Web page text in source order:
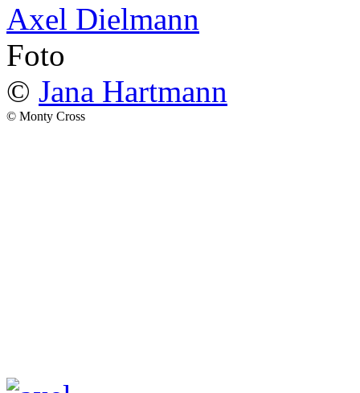
Axel Dielmann
Foto
© Jana Hartmann
© Monty Cross